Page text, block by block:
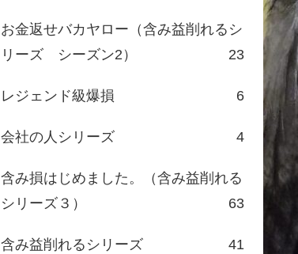
お金返せバカヤロー（含み益削れるシ
リーズ シーズン2）
23
レジェンド級爆損 6
会社の人シリーズ 4
含み損はじめました。（含み益削れる
シリーズ３）
63
含み益削れるシリーズ 41